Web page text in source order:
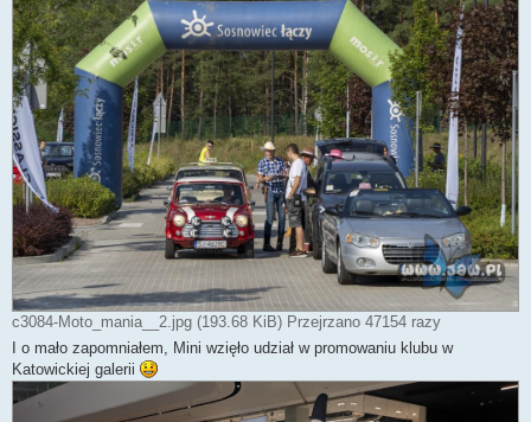
c3084-Moto_mania__2.jpg (193.68 KiB) Przejrzano 47154 razy
I o mało zapomniałem, Mini wzięło udział w promowaniu klubu w
Katowickiej galerii